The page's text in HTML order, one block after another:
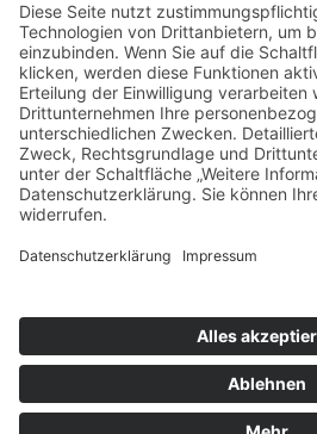
Michaela Pröstler-Zopf,
©2025 Katholische Privat-
vorbehalten
Impressum